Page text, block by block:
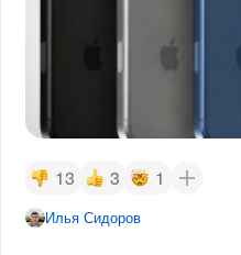
13 3 1
Илья Сидоров